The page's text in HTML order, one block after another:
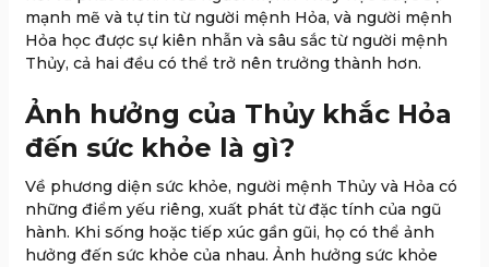
mạnh mẽ và tự tin từ người mệnh Hỏa, và người mệnh
Hỏa học được sự kiên nhẫn và sâu sắc từ người mệnh
Thủy, cả hai đều có thể trở nên trưởng thành hơn.
Ảnh hưởng của Thủy khắc Hỏa
đến sức khỏe là gì?
Về phương diện sức khỏe, người mệnh Thủy và Hỏa có
những điểm yếu riêng, xuất phát từ đặc tính của ngũ
hành. Khi sống hoặc tiếp xúc gần gũi, họ có thể ảnh
hưởng đến sức khỏe của nhau. Ảnh hưởng sức khỏe